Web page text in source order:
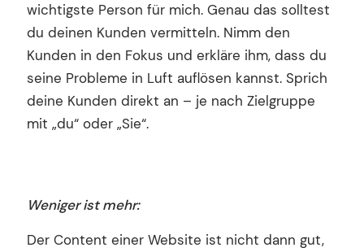
wichtigste Person für mich. Genau das solltest
du deinen Kunden vermitteln. Nimm den
Kunden in den Fokus und erkläre ihm, dass du
seine Probleme in Luft auflösen kannst. Sprich
deine Kunden direkt an – je nach Zielgruppe
mit „du“ oder „Sie“.
Weniger ist mehr:
Der Content einer Website ist nicht dann gut,